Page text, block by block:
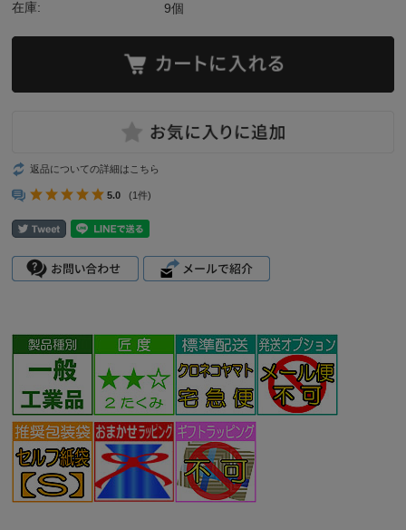
在庫: 9個
返品についての詳細はこちら
5.0 (1件)